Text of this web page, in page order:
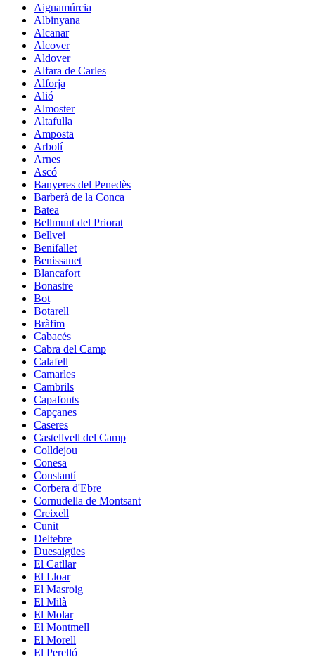
Aiguamúrcia
Albinyana
Alcanar
Alcover
Aldover
Alfara de Carles
Alforja
Alió
Almoster
Altafulla
Amposta
Arbolí
Arnes
Ascó
Banyeres del Penedès
Barberà de la Conca
Batea
Bellmunt del Priorat
Bellvei
Benifallet
Benissanet
Blancafort
Bonastre
Bot
Botarell
Bràfim
Cabacés
Cabra del Camp
Calafell
Camarles
Cambrils
Capafonts
Capçanes
Caseres
Castellvell del Camp
Colldejou
Conesa
Constantí
Corbera d'Ebre
Cornudella de Montsant
Creixell
Cunit
Deltebre
Duesaigües
El Catllar
El Lloar
El Masroig
El Milà
El Molar
El Montmell
El Morell
El Perelló